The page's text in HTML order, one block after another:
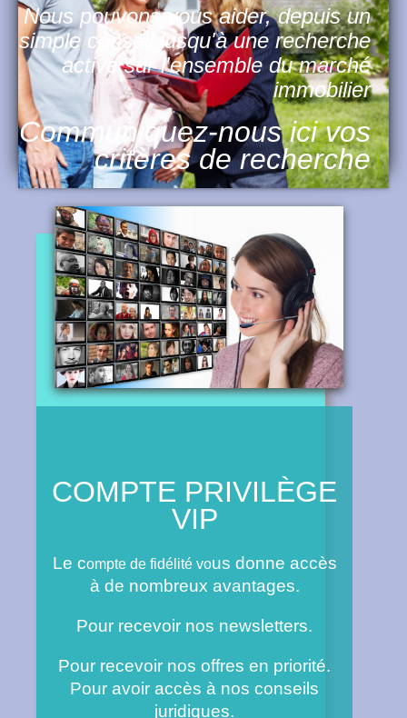
Nous pouvons vous aider, depuis un
simple conseil jusqu'à une recherche
active sur l'ensemble du marché
immobilier
Communiquez-nous ici vos
critères de recherche
COMPTE PRIVILÈGE
VIP
Le compte de fidélité vous donne accès
à de nombreux avantages.
Pour recevoir nos newsletters.
Pour recevoir nos offres en priorité.
Pour avoir accès à nos conseils
juridiques.